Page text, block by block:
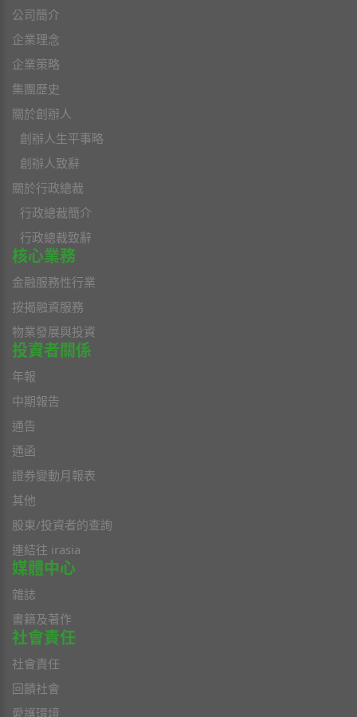
公司簡介
企業理念
企業策略
集團歷史
關於創辦人
創辦人生平事略
創辦人致辭
關於行政總裁
行政總裁簡介
行政總裁致辭
核心業務
金融服務性行業
按揭融資服務
物業發展與投資
投資者關係
年報
中期報告
通告
通函
證券變動月報表
其他
股東/投資者的查詢
連結往 irasia
媒體中心
雜誌
書籍及著作
社會責任
社會責任
回饋社會
愛護環境